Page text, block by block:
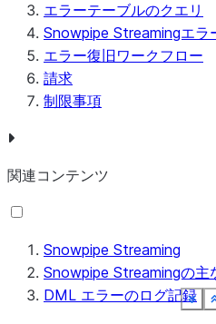
See
See
See
See
See
See
See
エラーテーブルのクエリ
Snowpipe Streamingエラ
エラー復旧ワークフロー
請求
制限事項
関連コンテンツ
Snowpipe Streaming
Snowpipe Streamingの主
DML エラーのログ記録